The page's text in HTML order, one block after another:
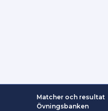
Matcher och resultat
Övningsbanken